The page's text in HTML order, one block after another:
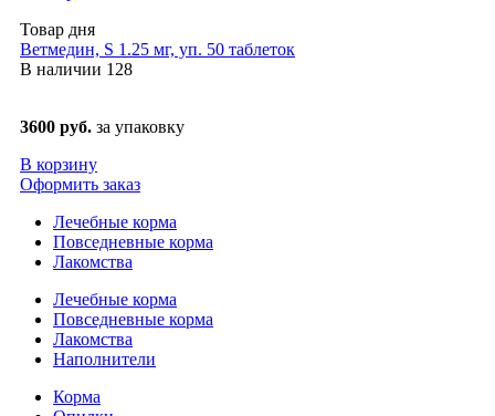
Товар дня
Ветмедин, S 1.25 мг, уп. 50 таблеток
В наличии 128
3600 руб. за упаковку
В корзину
Оформить заказ
Лечебные корма
Повседневные корма
Лакомства
Лечебные корма
Повседневные корма
Лакомства
Наполнители
Корма